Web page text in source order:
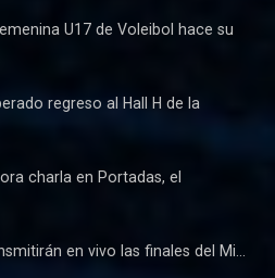
U17 de Voleibol hace su
regreso al Hall H de la
charla en Portadas, el
en vivo las finales del Mi...